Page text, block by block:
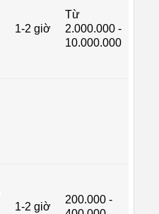
1-2 giờ
Từ
2.000.000 -
10.000.000
1-2 giờ
200.000 -